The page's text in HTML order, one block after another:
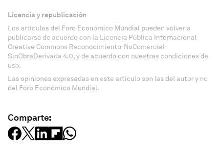
Licencia y republicación
Los artículos del Foro Económico Mundial pueden volver a
publicarse de acuerdo con la Licencia Pública Internacional
Creative Commons Reconocimiento-NoComercial-
SinObraDerivada 4.0, y de acuerdo con nuestras condiciones de
uso.
Las opiniones expresadas en este artículo son las del autor y no
del Foro Económico Mundial.
Comparte: